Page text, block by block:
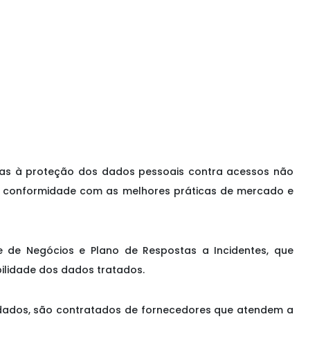
à proteção dos dados pessoais contra acessos não
com as melhores práticas de mercado e
Negócios e Plano de Respostas a Incidentes, que
dos dados tratados.
são contratados de fornecedores que atendem a